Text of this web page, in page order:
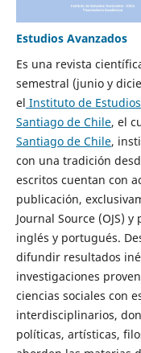
Estudios Avanzados
Es una revista
semestral (junio y
el Instituto de
Santiago de Chile, el
Santiago de Chile,
con una tradición
escritos cuentan con
publicación,
Journal Source (OJS)
inglés y portugués.
difundir resultados
investigaciones
ciencias sociales con
interdisciplinarios,
políticas, artísticas,